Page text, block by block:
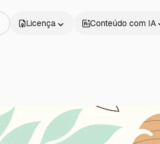
Licença Conteúdo com IA